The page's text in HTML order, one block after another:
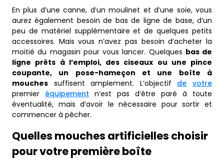
En plus d’une canne, d’un moulinet et d’une soie, vous
aurez également besoin de bas de ligne de base, d’un
peu de matériel supplémentaire et de quelques petits
accessoires. Mais vous n’avez pas besoin d’acheter la
moitié du magasin pour vous lancer. Quelques bas de
ligne prêts à l’emploi, des ciseaux ou une pince
coupante, un pose-hameçon et une boîte à
mouches suffisent amplement. L’objectif de
votre
premier équipement n’est pas d’être paré à toute
éventualité, mais d’avoir le nécessaire pour sortir et
commencer à pêcher.
Quelles mouches artificielles choisir
pour votre première boîte